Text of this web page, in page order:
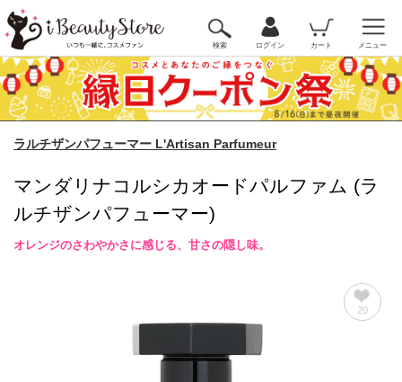
検索 ログイン カート メニュー
ラルチザンパフューマー L'Artisan Parfumeur
マンダリナコルシカオードパルファム (ラ
ルチザンパフューマー)
オレンジのさわやかさに感じる、甘さの隠し味。
20